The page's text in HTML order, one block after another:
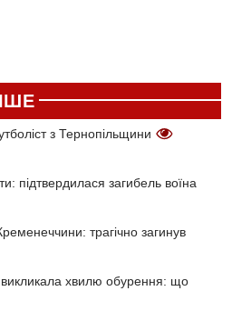
з Тернопільщини
підтвердилася загибель воїна
трагічно загинув
хвилю обурення: що